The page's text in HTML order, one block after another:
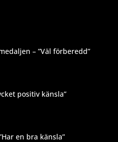
– ”Väl förberedd”
positiv känsla”
en bra känsla”